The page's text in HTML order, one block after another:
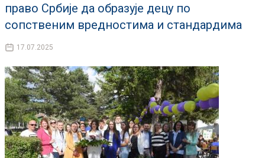
право Србије да образује децу по
сопственим вредностима и стандардима
17.07.2025